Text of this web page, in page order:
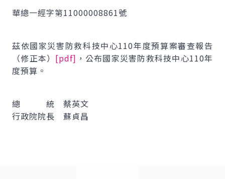
華總一經字第11000008861號
茲依國家災害防救科技中心110年度預算案審查報告
（修正本） [pdf] ，公布國家災害防救科技中心110年
度預算。
總 統 蔡英文
行政院院長 蘇貞昌